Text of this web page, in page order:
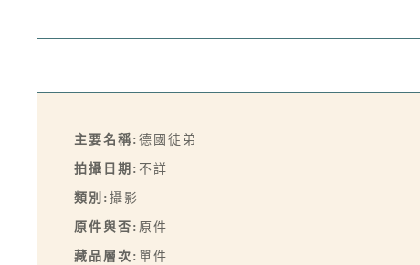
主要名稱: 德國徒弟
拍攝日期: 不詳
類別: 攝影
原件與否: 原件
藏品層次: 單件